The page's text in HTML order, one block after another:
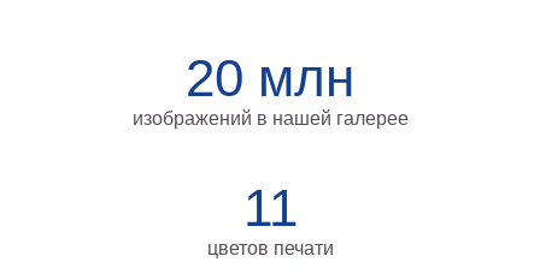
20 млн
изображений в нашей галерее
11
цветов печати